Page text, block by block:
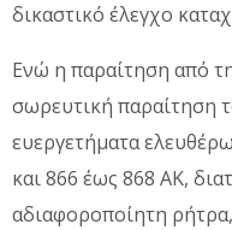
δικαστικό έλεγχο
Ενώ η παραίτηση από
σωρευτική παραίτηση
ευεργετήματα
και 866 έως 868 ΑΚ,
αδιαφοροποίητη